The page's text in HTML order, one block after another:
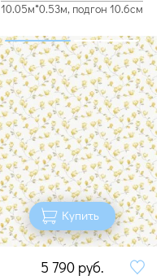
10.05м*0.53м, подгон 10.6см
Купить
5 790 руб.